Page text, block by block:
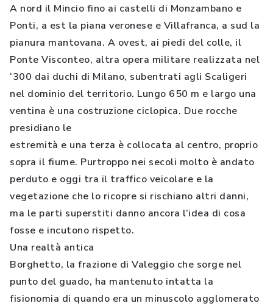
A nord il Mincio fino ai castelli di Monzambano e
Ponti, a est la piana veronese e Villafranca, a sud la
pianura mantovana. A ovest, ai piedi del colle, il
Ponte Visconteo, altra opera militare realizzata nel
‘300 dai duchi di Milano, subentrati agli Scaligeri
nel dominio del territorio. Lungo 650 m e largo una
ventina è una costruzione ciclopica. Due rocche
presidiano le
estremità e una terza è collocata al centro, proprio
sopra il fiume. Purtroppo nei secoli molto è andato
perduto e oggi tra il traffico veicolare e la
vegetazione che lo ricopre si rischiano altri danni,
ma le parti superstiti danno ancora l’idea di cosa
fosse e incutono rispetto.
Una realtà antica
Borghetto, la frazione di Valeggio che sorge nel
punto del guado, ha mantenuto intatta la
fisionomia di quando era un minuscolo agglomerato